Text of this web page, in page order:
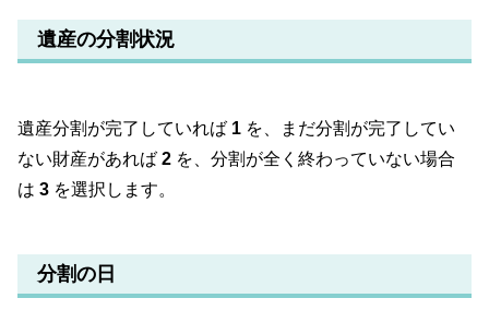
遺産の分割状況
遺産分割が完了していれば 1 を、まだ分割が完了してい
ない財産があれば 2 を、分割が全く終わっていない場合
は 3 を選択します。
分割の日